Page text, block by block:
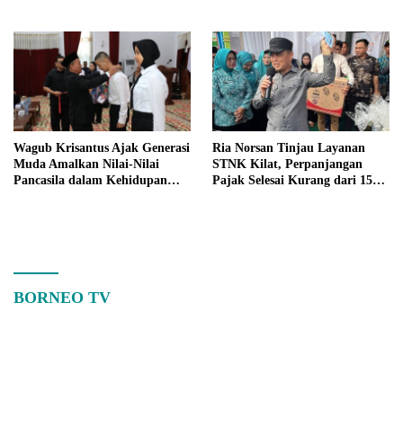
Wagub Krisantus Ajak Generasi
Muda Amalkan Nilai-Nilai
Pancasila dalam Kehidupan
Ria Norsan Tinjau Layanan
STNK Kilat, Perpanjangan
Pajak Selesai Kurang dari 15
BORNEO TV